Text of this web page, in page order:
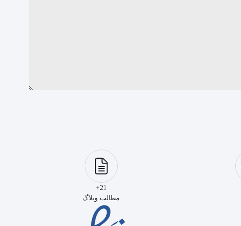
21+
مطالب وبلاگ